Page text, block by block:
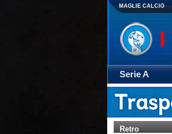
MAGLIE CALCIO
Serie A
Giacca
Retro